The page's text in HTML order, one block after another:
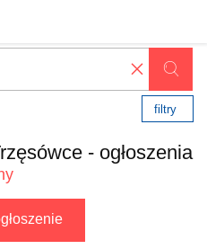
✖
filtry
- ogłoszenia